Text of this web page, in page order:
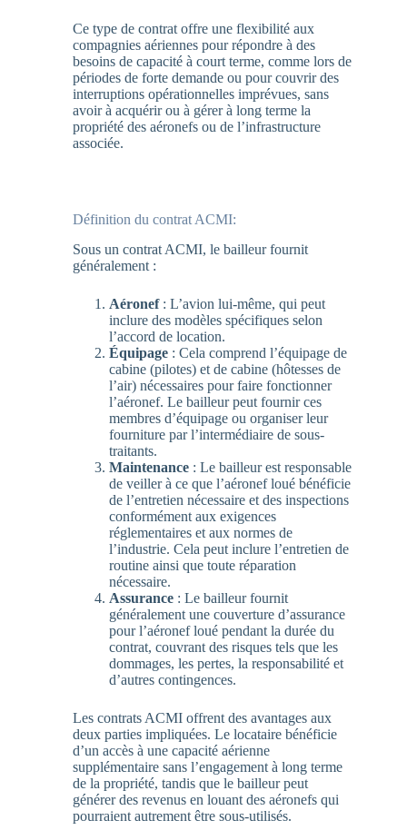
Ce type de contrat offre une flexibilité aux
compagnies aériennes pour répondre à des
besoins de capacité à court terme, comme lors de
périodes de forte demande ou pour couvrir des
interruptions opérationnelles imprévues, sans
avoir à acquérir ou à gérer à long terme la
propriété des aéronefs ou de l’infrastructure
associée.
Définition du contrat ACMI:
Sous un contrat ACMI, le bailleur fournit
généralement :
Aéronef: L’avion lui-même, qui peut
inclure des modèles spécifiques selon
l’accord de location.
Équipage : Cela comprend l’équipage de
cabine (pilotes) et de cabine (hôtesses de
l’air) nécessaires pour faire fonctionner
l’aéronef. Le bailleur peut fournir ces
membres d’équipage ou organiser leur
fourniture par l’intermédiaire de sous-
traitants.
Maintenance : Le bailleur est responsable
de veiller à ce que l’aéronef loué bénéficie
de l’entretien nécessaire et des inspections
conformément aux exigences
réglementaires et aux normes de
l’industrie. Cela peut inclure l’entretien de
routine ainsi que toute réparation
nécessaire.
Assurance : Le bailleur fournit
généralement une couverture d’assurance
pour l’aéronef loué pendant la durée du
contrat, couvrant des risques tels que les
dommages, les pertes, la responsabilité et
d’autres contingences.
Les contrats ACMI offrent des avantages aux
deux parties impliquées. Le locataire bénéficie
d’un accès à une capacité aérienne
supplémentaire sans l’engagement à long terme
de la propriété, tandis que le bailleur peut
générer des revenus en louant des aéronefs qui
pourraient autrement être sous-utilisés.